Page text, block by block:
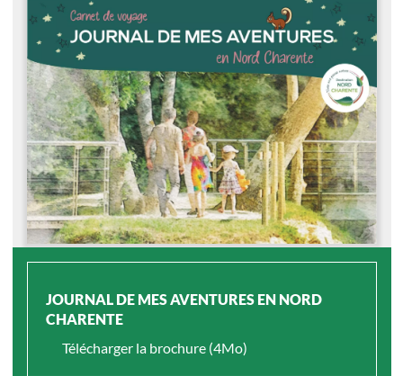
JOURNAL DE MES AVENTURES EN NORD
CHARENTE
Télécharger la brochure (4Mo)